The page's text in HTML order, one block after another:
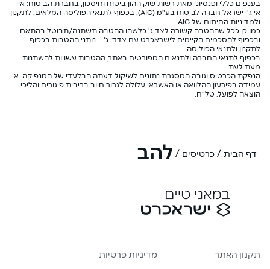
דף הבית/ כרטיסים / להב
בענפים כללי ופנסיוני מאת רשות שוק ההון ביטוח וחיסכון, בחברת הביטוח: איי
אי ג'י ישראל חברה לביטוח בע"מ (AIG), בכפוף לתנאי הפוליסה המלאים, לתקנון
ולמדיניות החיתום של AIG.
כמו כן ככל שההטבה קשורה לצד ג' כלשהו ההטבה תשתנה/תבוטל בהתאם
ובכפוף להסכמים הקיימים לישראכרט עם צדדי ג' – נותני ההטבות בכפוף
לתקנון ולתנאי הפוליסה.
בכפוף לתנאי החברה ולתנאים המפורטים באתר, ההטבות עשויות להשתנות
מעת לעת.
הנפקת הכרטיס וגובה המסגרת נתונים לשיקול דעתה הבלעדי של המנפיקה. אי
עמידה בפירעון ההלוואה או האשראי עלולה לגרור חיוב בריבית פיגורים והליכי
הוצאה לפועל. טל"ח.
תקנון האתר מדיניות פרטיות